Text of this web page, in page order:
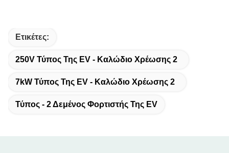
Ετικέτες:
250V Τύπος Της EV - Καλώδιο Χρέωσης 2
7kW Τύπος Της EV - Καλώδιο Χρέωσης 2
Τύπος - 2 Δεμένος Φορτιστής Της EV